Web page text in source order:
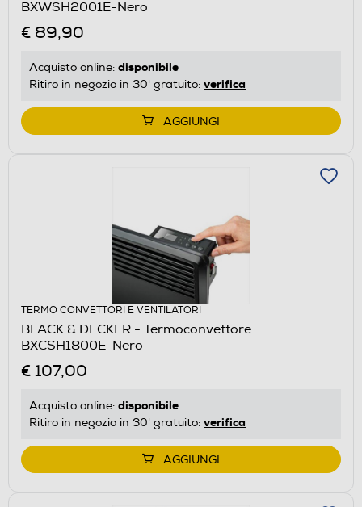
BXWSH2001E-Nero
€ 89,90
Acquisto online: disponibile
Ritiro in negozio in 30' gratuito: verifica
AGGIUNGI
TERMO CONVETTORI E VENTILATORI
BLACK & DECKER - Termoconvettore
BXCSH1800E-Nero
€ 107,00
Acquisto online: disponibile
Ritiro in negozio in 30' gratuito: verifica
AGGIUNGI